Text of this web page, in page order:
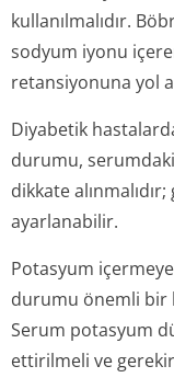
kullanılmalıdır.
sodyum iyonu
retansiyonuna yol
Diyabetik
durumu,
dikkate
ayarlanabilir.
Potasyum
durumu önemli bir
Serum potasyum
ettirilmeli ve